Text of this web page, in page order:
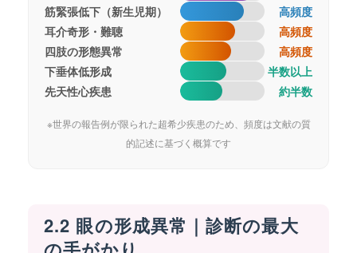
筋緊張低下（新生児期）
高頻度
耳介奇形・難聴
高頻度
四肢の形態異常
高頻度
下垂体低形成
半数以上
先天性心疾患
約半数
※世界の報告例が限られた超希少疾患のため、頻度は文献の質
的記述に基づく概算です
2.2 眼の形成異常｜診断の最大